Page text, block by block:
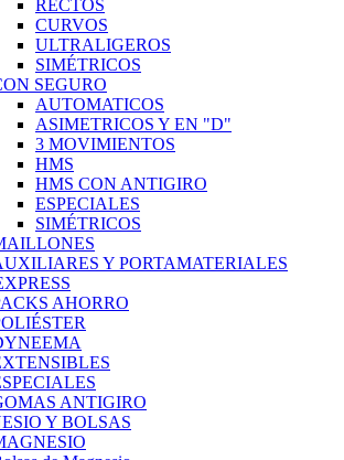
RECTOS
CURVOS
ULTRALIGEROS
SIMÉTRICOS
SEGURO
AUTOMATICOS
ASIMETRICOS Y EN "D"
3 MOVIMIENTOS
HMS
HMS CON ANTIGIRO
ESPECIALES
SIMÉTRICOS
Y PORTAMATERIALES
AHORRO
ANTIGIRO
Y BOLSAS